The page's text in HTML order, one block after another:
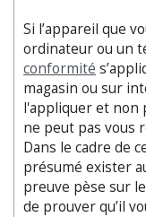
Si l’appareil que
ordinateur ou un
conformité
magasin ou sur
l'appliquer et non
ne peut pas vous
Dans le cadre de
présumé exister
preuve pèse sur
de prouver qu’il